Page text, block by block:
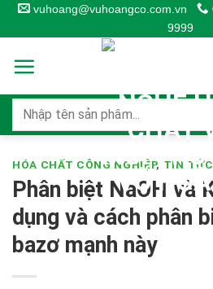
Skip
to
content
vuhoang@vuhoangco.com.vn
9999
HÓA CHẤT CÔNG NGHIỆP, TIN TỨC
Phân biệt NaOH và
dụng và cách phân
bazơ mạnh này